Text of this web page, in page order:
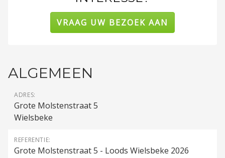
VRAAG UW BEZOEK AAN
ALGEMEEN
ADRES:
Grote Molstenstraat 5
Wielsbeke
REFERENTIE:
Grote Molstenstraat 5 - Loods Wielsbeke 2026